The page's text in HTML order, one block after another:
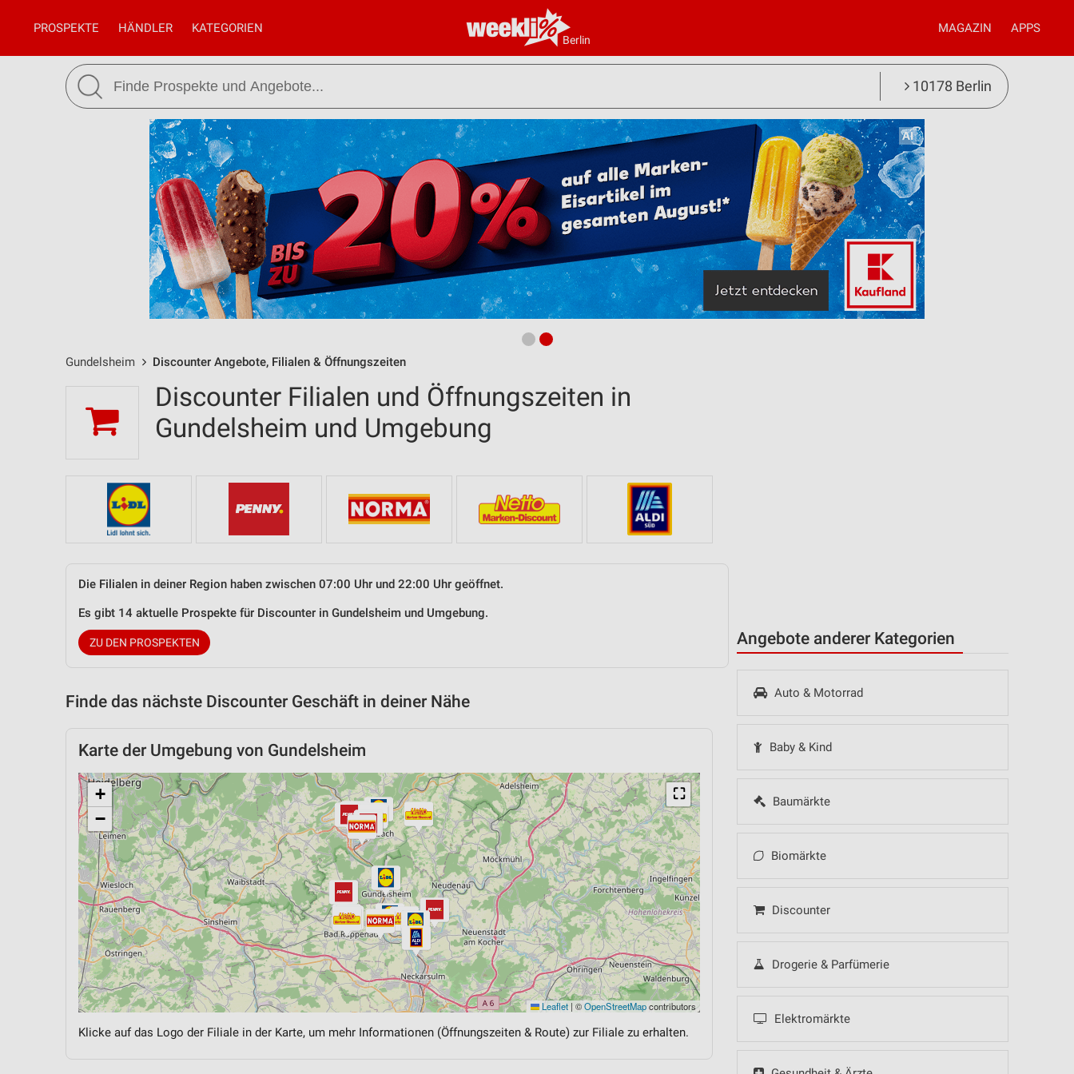
Berlin
PROSPEKTE HÄNDLER KATEGORIEN MAGAZIN APPS
10178 Berlin
Gundelsheim Discounter Angebote, Filialen & Öffnungszeiten
Angebote anderer Kategorien
Auto & Motorrad
Baby & Kind
Baumärkte
Biomärkte
Discounter
Drogerie & Parfümerie
Elektromärkte
Discounter Filialen und Öffnungszeiten in
Gundelsheim und Umgebung
Die Filialen in deiner Region haben zwischen 07:00 Uhr und 22:00 Uhr geöffnet.
Es gibt 14 aktuelle Prospekte für Discounter in Gundelsheim und Umgebung.
ZU DEN PROSPEKTEN
Finde das nächste Discounter Geschäft in deiner Nähe
Karte der Umgebung von Gundelsheim
⛶
+
−
Leaflet | ©OpenStreetMapcontributors
Klicke auf das Logo der Filiale in der Karte, um mehr Informationen (Öffnungszeiten & Route) zur Filiale zu erhalten.